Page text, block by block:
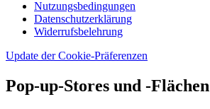
Nutzungsbedingungen
Datenschutzerklärung
Widerrufsbelehrung
Update der Cookie-Präferenzen
Pop-up-Stores und -Flächen